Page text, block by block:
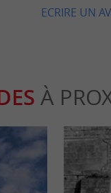
ECRIRE UN
À